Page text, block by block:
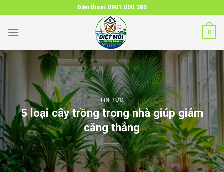
to
content
Điện thoại: 0901.000.380
0
TIN TỨC
5 loại cây trồng trong nhà giúp giảm
căng thẳng